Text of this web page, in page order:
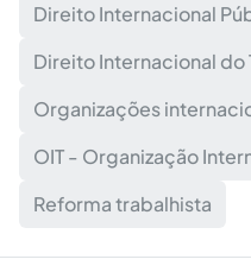
Direito Internacional
Direito Internacional do
Organizações
OIT - Organização
Reforma trabalhista